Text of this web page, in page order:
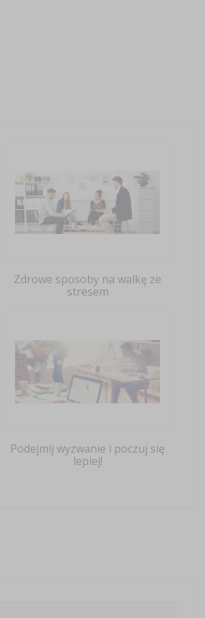
Zdrowe sposoby na walkę ze
stresem
Podejmij wyzwanie i poczuj się
lepiej!